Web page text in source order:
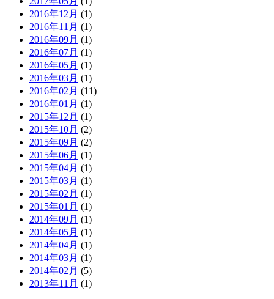
2016年12月 (1)
2016年11月 (1)
2016年09月 (1)
2016年07月 (1)
2016年05月 (1)
2016年03月 (1)
2016年02月 (11)
2016年01月 (1)
2015年12月 (1)
2015年10月 (2)
2015年09月 (2)
2015年06月 (1)
2015年04月 (1)
2015年03月 (1)
2015年02月 (1)
2015年01月 (1)
2014年09月 (1)
2014年05月 (1)
2014年04月 (1)
2014年03月 (1)
2014年02月 (5)
2013年11月 (1)